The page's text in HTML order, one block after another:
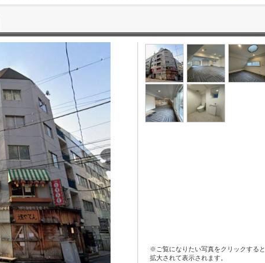
※ご覧になりたい写真をクリックすると
拡大されて表示されます。